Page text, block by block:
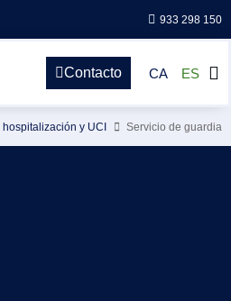
933 298 150
Contacto CA ES
y UCI Servicio de guardia